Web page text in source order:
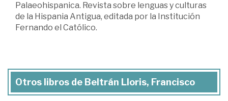
Palaeohispanica. Revista sobre lenguas y culturas
de la Hispania Antigua, editada por la Institución
Fernando el Católico.
Otros libros de Beltrán Lloris, Francisco